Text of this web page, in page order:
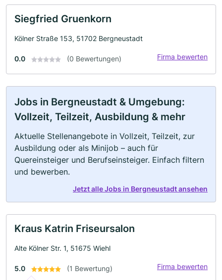
Siegfried Gruenkorn
Kölner Straße 153, 51702 Bergneustadt
0.0 (0 Bewertungen) Firma bewerten
Jobs in Bergneustadt & Umgebung:
Vollzeit, Teilzeit, Ausbildung & mehr
Aktuelle Stellenangebote in Vollzeit, Teilzeit, zur
Ausbildung oder als Minijob – auch für
Quereinsteiger und Berufseinsteiger. Einfach filtern
und bewerben.
Jetzt alle Jobs in Bergneustadt ansehen
Kraus Katrin Friseursalon
Alte Kölner Str. 1, 51675 Wiehl
5.0 (1 Bewertung) Firma bewerten